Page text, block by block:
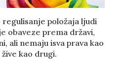
regulisanje položaja ljudi
obaveze prema državi,
ali nemaju isva prava kao
kao drugi.